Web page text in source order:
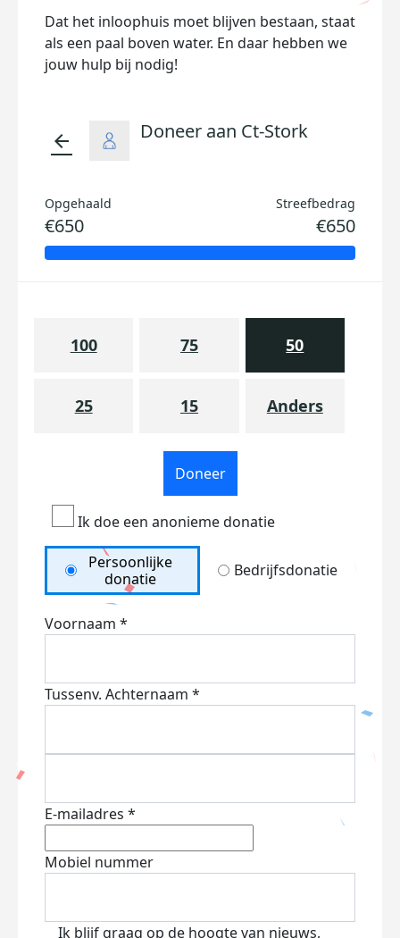
Dat het inloophuis moet blijven bestaan, staat
als een paal boven water. En daar hebben we
jouw hulp bij nodig!
arrow_back Doneer aan Ct-Stork
Opgehaald
€650
Streefbedrag
€650
100 75 50
25 15 Anders
Doneer
Ik doe een anonieme donatie
Persoonlijke
donatie
Bedrijfsdonatie
Voornaam *
Tussenv. Achternaam *
E-mailadres *
Mobiel nummer
Ik blijf graag op de hoogte van nieuws,